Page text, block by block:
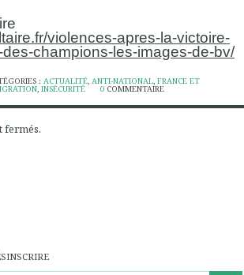
violences-apres-la-victoire-
champions-les-images-de-bv/
: ACTUALITÉ, ANTI-NATIONAL, FRANCE ET
, INSÉCURITÉ 0 COMMENTAIRE
fermés.